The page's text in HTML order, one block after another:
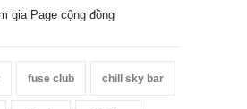
gia Page cộng đồng
fuse club chill sky bar